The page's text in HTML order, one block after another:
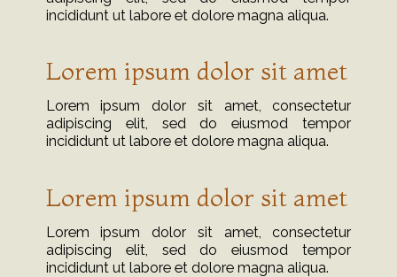
incididunt ut labore et dolore magna aliqua.
Lorem ipsum dolor sit amet
Lorem ipsum dolor sit amet, consectetur
adipiscing elit, sed do eiusmod tempor
incididunt ut labore et dolore magna aliqua.
Lorem ipsum dolor sit amet
Lorem ipsum dolor sit amet, consectetur
adipiscing elit, sed do eiusmod tempor
incididunt ut labore et dolore magna aliqua.